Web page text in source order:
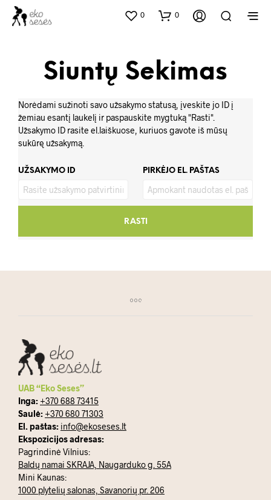
0 0
Siuntų Sekimas
Norėdami sužinoti savo užsakymo statusą, įveskite jo ID į
žemiau esantį laukelį ir paspauskite mygtuką "Rasti".
Užsakymo ID rasite el.laiškuose, kuriuos gavote iš mūsų
sukūrę užsakymą.
UŽSAKYMO ID PIRKĖJO EL. PAŠTAS
RASTI
UAB “Eko Seses”
Inga: +370 688 73415
Saulė: +370 680 71303
El. paštas: info@ekoseses.lt
Ekspozicijos adresas:
Pagrindinė Vilnius:
Baldų namai SKRAJA, Naugarduko g. 55A
Mini Kaunas:
1000 plytelių salonas, Savanorių pr. 206